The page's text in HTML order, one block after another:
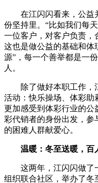
在江闪闪看来，公益
份坚持里。“比如我们每
一位客户，对客户负责，
这也是做公益的基础和体
源”，每一个善举都是一
人。
除了做好本职工作，
活动：快乐操场、体彩
更加感受到体彩行业的公
彩代销者的身份出发，参
的困难人群献爱心。
温暖：冬至送暖，百
这两年，江闪闪做
组织联合社区，举办了冬